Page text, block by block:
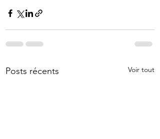
Posts récents Voir tout